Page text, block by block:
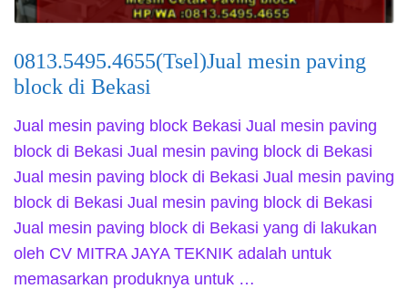
0813.5495.4655(Tsel)Jual mesin paving
block di Bekasi
Jual mesin paving block Bekasi Jual mesin paving
block di Bekasi Jual mesin paving block di Bekasi
Jual mesin paving block di Bekasi Jual mesin paving
block di Bekasi Jual mesin paving block di Bekasi
Jual mesin paving block di Bekasi yang di lakukan
oleh CV MITRA JAYA TEKNIK adalah untuk
memasarkan produknya untuk …